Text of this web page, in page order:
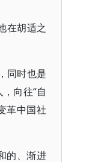
在胡适之
同时也是
向往“自
革中国社
的、渐进